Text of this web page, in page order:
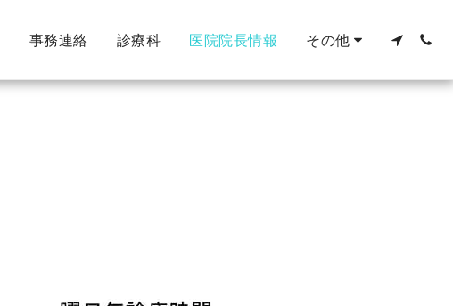
事務連絡 診療科 医院院長情報 その他